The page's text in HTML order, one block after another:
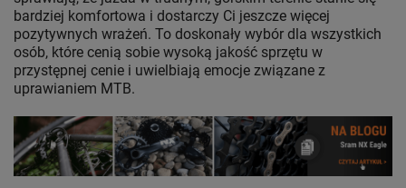
bardziej komfortowa i dostarczy Ci jeszcze więcej
pozytywnych wrażeń. To doskonały wybór dla wszystkich
osób, które cenią sobie wysoką jakość sprzętu w
przystępnej cenie i uwielbiają emocje związane z
uprawianiem MTB.